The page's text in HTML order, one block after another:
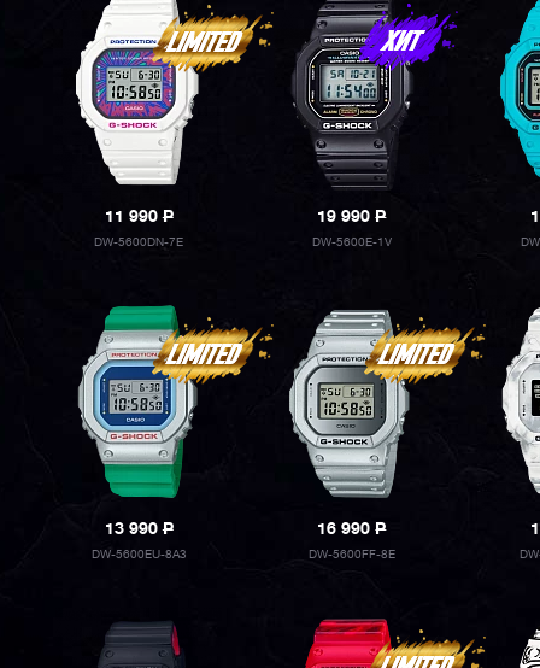
11 990P
DW-5600DN-7E
19 990P
DW-5600E-1V
13 990P
DW-5600EU-8A3
16 990P
DW-5600FF-8E